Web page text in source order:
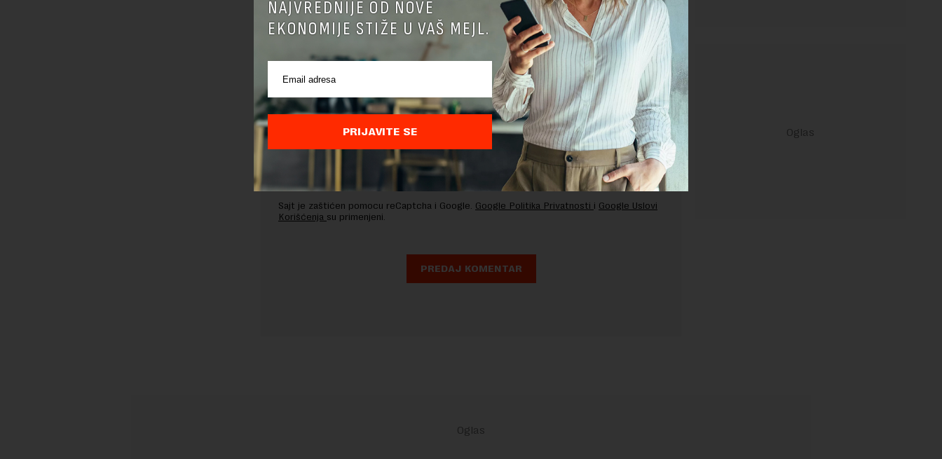
Pre slanja komentara, molimo vas da se upoznate sa
pravilima komentarisanja i pravilima
Sajt je zaštićen pomocu reCaptcha i Google. Google Politika Privatnosti i Google Uslovi
Korišćenja su primenjeni.
NAJVREDNIJE OD NOVE
EKONOMIJE STIŽE U VAŠ MEJL.
PRIJAVITE SE